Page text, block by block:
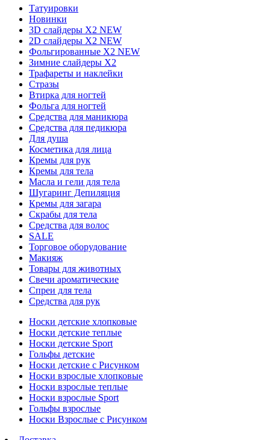
Татуировки
Новинки
3D слайдеры X2 NEW
2D слайдеры X2 NEW
Фольгированные X2 NEW
Зимние слайдеры Х2
Трафареты и наклейки
Стразы
Втирка для ногтей
Фольга для ногтей
Средства для маникюра
Средства для педикюра
Для душа
Косметика для лица
Кремы для рук
Кремы для тела
Масла и гели для тела
Шугаринг Депиляция
Кремы для загара
Скрабы для тела
Средства для волос
SALE
Торговое оборудование
Макияж
Товары для животных
Свечи ароматические
Спреи для тела
Средства для рук
Носки детские хлопковые
Носки детские теплые
Носки детские Sport
Гольфы детские
Носки детские с Рисунком
Носки взрослые хлопковые
Носки взрослые теплые
Носки взрослые Sport
Гольфы взрослые
Носки Взрослые с Рисунком